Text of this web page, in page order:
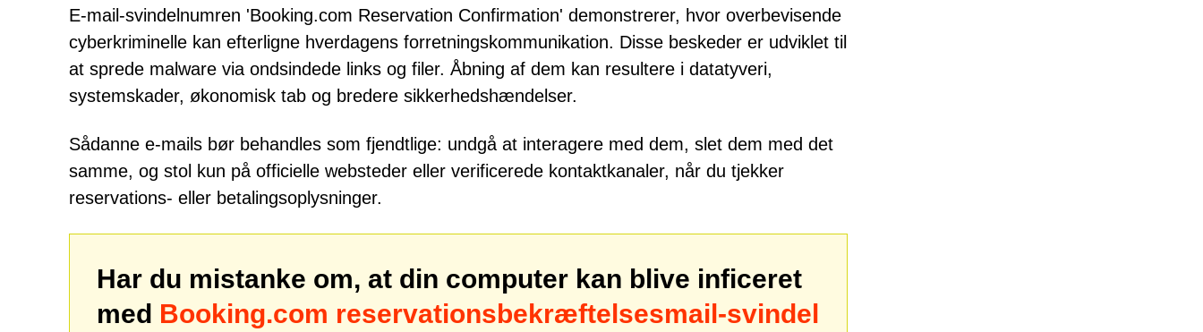
E-mail-svindelnumren 'Booking.com Reservation Confirmation' demonstrerer, hvor overbevisende
cyberkriminelle kan efterligne hverdagens forretningskommunikation. Disse beskeder er udviklet til
at sprede malware via ondsindede links og filer. Åbning af dem kan resultere i datatyveri,
systemskader, økonomisk tab og bredere sikkerhedshændelser.
Sådanne e-mails bør behandles som fjendtlige: undgå at interagere med dem, slet dem med det
samme, og stol kun på officielle websteder eller verificerede kontaktkanaler, når du tjekker
reservations- eller betalingsoplysninger.
Har du mistanke om, at din computer kan blive inficeret
med Booking.com reservationsbekræftelsesmail-svindel